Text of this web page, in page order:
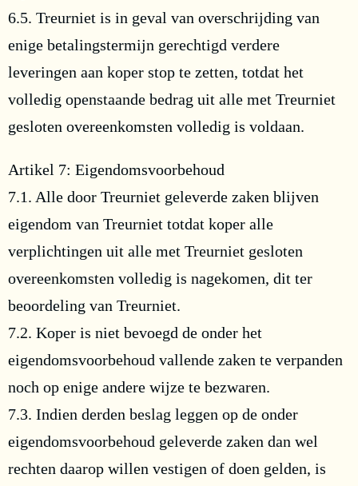
6.5. Treurniet is in geval van overschrijding van
enige betalingstermijn gerechtigd verdere
leveringen aan koper stop te zetten, totdat het
volledig openstaande bedrag uit alle met Treurniet
gesloten overeenkomsten volledig is voldaan.
Artikel 7: Eigendomsvoorbehoud
7.1. Alle door Treurniet geleverde zaken blijven
eigendom van Treurniet totdat koper alle
verplichtingen uit alle met Treurniet gesloten
overeenkomsten volledig is nagekomen, dit ter
beoordeling van Treurniet.
7.2. Koper is niet bevoegd de onder het
eigendomsvoorbehoud vallende zaken te verpanden
noch op enige andere wijze te bezwaren.
7.3. Indien derden beslag leggen op de onder
eigendomsvoorbehoud geleverde zaken dan wel
rechten daarop willen vestigen of doen gelden, is